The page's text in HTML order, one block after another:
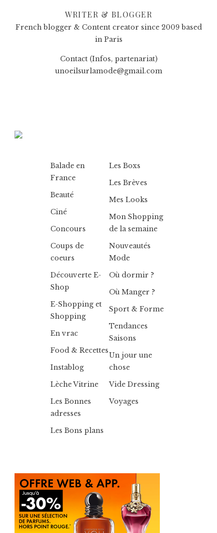
WRITER & BLOGGER
French blogger & Content creator since 2009 based
in Paris
Contact (Infos, partenariat)
unoeilsurlamode@gmail.com
Balade en
France
Beauté
Ciné
Concours
Coups de
coeurs
Découverte E-
Shop
E-Shopping et
Shopping
En vrac
Food & Recettes
Instablog
Lèche Vitrine
Les Bonnes
adresses
Les Bons plans
Les Boxs
Les Brèves
Mes Looks
Mon Shopping
de la semaine
Nouveautés
Mode
Où dormir ?
Où Manger ?
Sport & Forme
Tendances
Saisons
Un jour une
chose
Vide Dressing
Voyages